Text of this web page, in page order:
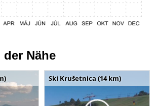
der Nähe
Ski Krušetnica (14 km)